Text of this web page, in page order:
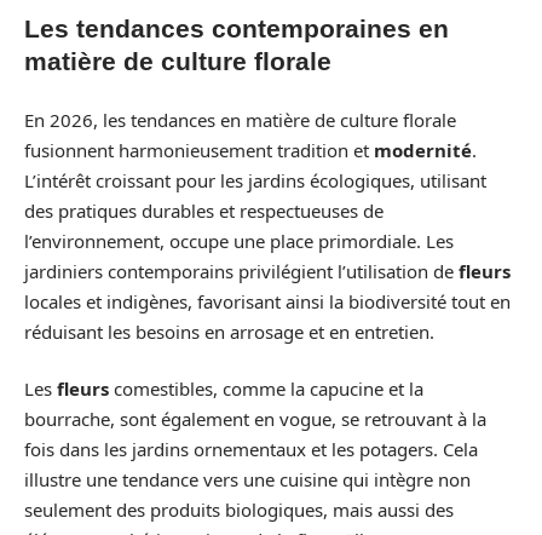
Les tendances contemporaines en
matière de culture florale
En 2026, les tendances en matière de culture florale
fusionnent harmonieusement tradition et modernité.
L’intérêt croissant pour les jardins écologiques, utilisant
des pratiques durables et respectueuses de
l’environnement, occupe une place primordiale. Les
jardiniers contemporains privilégient l’utilisation de fleurs
locales et indigènes, favorisant ainsi la biodiversité tout en
réduisant les besoins en arrosage et en entretien.
Les fleurs comestibles, comme la capucine et la
bourrache, sont également en vogue, se retrouvant à la
fois dans les jardins ornementaux et les potagers. Cela
illustre une tendance vers une cuisine qui intègre non
seulement des produits biologiques, mais aussi des